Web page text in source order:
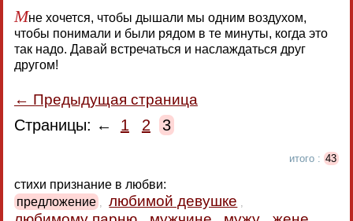
Мне хочется, чтобы дышали мы одним воздухом,
чтобы понимали и были рядом в те минуты, когда это
так надо. Давай встречаться и наслаждаться друг
другом!
← Предыдущая страница
Страницы: ← 1 2 3
итого : 43
стихи признание в любви:
предложение
любимой девушке